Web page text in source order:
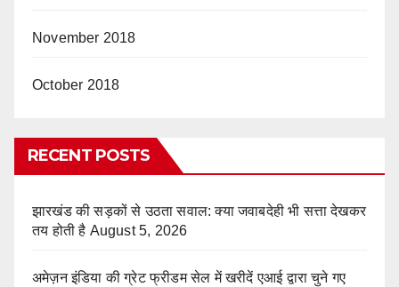
November 2018
October 2018
RECENT POSTS
झारखंड की सड़कों से उठता सवाल: क्या जवाबदेही भी सत्ता देखकर
तय होती है August 5, 2026
अमेज़न इंडिया की ग्रेट फ्रीडम सेल में खरीदें एआई द्वारा चुने गए